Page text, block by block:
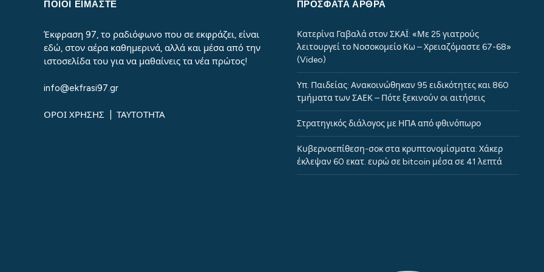
ΠΟΙΟΙ ΕΙΜΑΣΤΕ
Έκφραση 97, το ραδιόφωνο που σε εκφράζει, είναι
εδώ, στον αέρα καθημερινά, αλλά και μέσα από την
ιστοσελίδα του για να μαθαίνεις τα νέα πρώτος!
info@ekfrasi97.gr
ΟΡΟΙ ΧΡΗΣΗΣ ΤΑΥΤΟΤΗΤΑ
ΠΡΌΣΦΑΤΑ ΆΡΘΡΑ
Κατερίνα Γαβαλά στον ΣΚΑΪ: «Με 25 γιατρούς
λειτουργεί το Νοσοκομείο Κω – Χρειαζόμαστε 67-68»
(Video)
Υπ. Παιδείας: Ανακοινώθηκαν 95 ειδικότητες και 860
τμήματα των ΣΑΕΚ – Πότε ξεκινούν οι αιτήσεις
Στρατηγικός διάλογος με ΗΠΑ από φθινόπωρο
Κυβερνοεπίθεση-σοκ στα κρυπτονομίσματα: Χάκερ
έκλεψαν 60 εκατ. ευρώ σε bitcoin μέσα σε 41 λεπτά